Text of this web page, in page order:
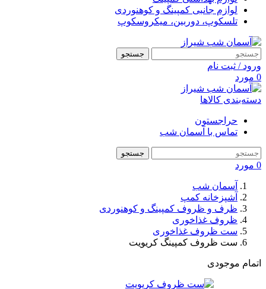
لوازم جانبی کمپینگ و کوهنوردی
تلسکوپ، دوربین، میکروسکوپ
جستجو
ورود / ثبت نام
0 مورد
دسته‌بندی کالاها
حراجستون
تماس با آسمان شب
جستجو
0 مورد
آسمان شب
آشپزخانه کمپ
ظرف و ظروف کمپینگ و کوهنوردی
ظروف غذاخوری
ست ظروف غذاخوری
ست ظروف کمپینگ کریویت
اتمام موجودی